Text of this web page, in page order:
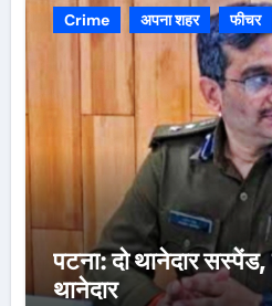
Crime अपना शहर फीचर
पटना: दो थानेदार सस्पेंड,
थानेदार